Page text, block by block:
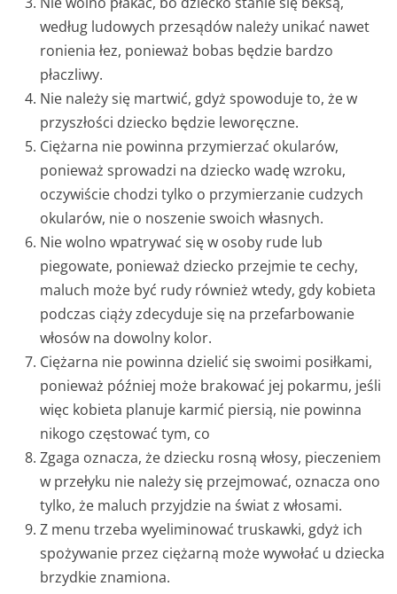
według ludowych przesądów należy unikać nawet
ronienia łez, ponieważ bobas będzie bardzo
płaczliwy.
Nie należy się martwić, gdyż spowoduje to, że w
przyszłości dziecko będzie leworęczne.
Ciężarna nie powinna przymierzać okularów,
ponieważ sprowadzi na dziecko wadę wzroku,
oczywiście chodzi tylko o przymierzanie cudzych
okularów, nie o noszenie swoich własnych.
Nie wolno wpatrywać się w osoby rude lub
piegowate, ponieważ dziecko przejmie te cechy,
maluch może być rudy również wtedy, gdy kobieta
podczas ciąży zdecyduje się na przefarbowanie
włosów na dowolny kolor.
Ciężarna nie powinna dzielić się swoimi posiłkami,
ponieważ później może brakować jej pokarmu, jeśli
więc kobieta planuje karmić piersią, nie powinna
nikogo częstować tym, co
Zgaga oznacza, że dziecku rosną włosy, pieczeniem
w przełyku nie należy się przejmować, oznacza ono
tylko, że maluch przyjdzie na świat z włosami.
Z menu trzeba wyeliminować truskawki, gdyż ich
spożywanie przez ciężarną może wywołać u dziecka
brzydkie znamiona.